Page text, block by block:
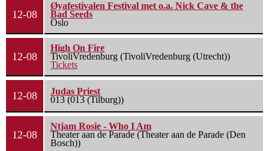
12-08
Øyafestivalen Festival met o.a. Nick Cave & the
Bad Seeds
Oslo
12-08
High On Fire
TivoliVredenburg (TivoliVredenburg (Utrecht))
Tickets
12-08
Judas Priest
013 (013 (Tilburg))
12-08
Ntjam Rosie - Who I Am
Theater aan de Parade (Theater aan de Parade (Den
Bosch))